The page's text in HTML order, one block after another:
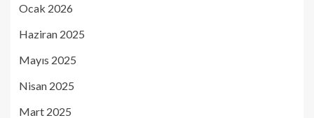
Ocak 2026
Haziran 2025
Mayıs 2025
Nisan 2025
Mart 2025